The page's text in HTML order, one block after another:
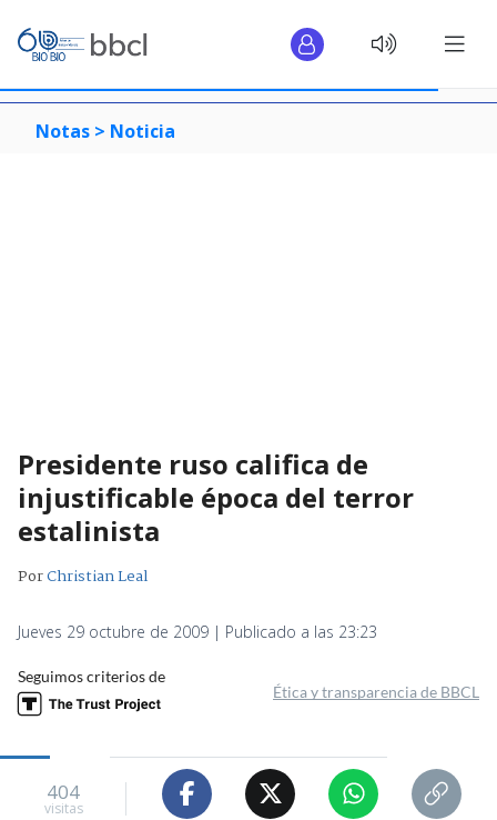
Notas > Noticia
Presidente ruso califica de
injustificable época del terror
estalinista
PorChristian Leal
Jueves 29 octubre de 2009 | Publicado a las 23:23
Seguimos criterios de
Ética y transparencia de BBCL
404
visitas